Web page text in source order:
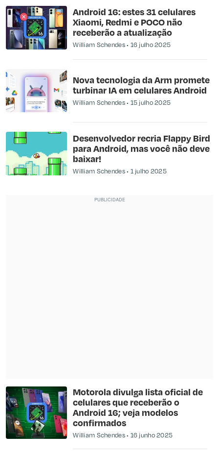
Android 16: estes 31 celulares
Xiaomi, Redmi e POCO não
receberão a atualização
William Schendes 16 julho 2025
Nova tecnologia da Arm promete
turbinar IA em celulares Android
William Schendes 15 julho 2025
Desenvolvedor recria Flappy Bird
para Android, mas você não deve
baixar!
William Schendes 1 julho 2025
Motorola divulga lista oficial de
celulares que receberão o
Android 16; veja modelos
confirmados
William Schendes 16 junho 2025